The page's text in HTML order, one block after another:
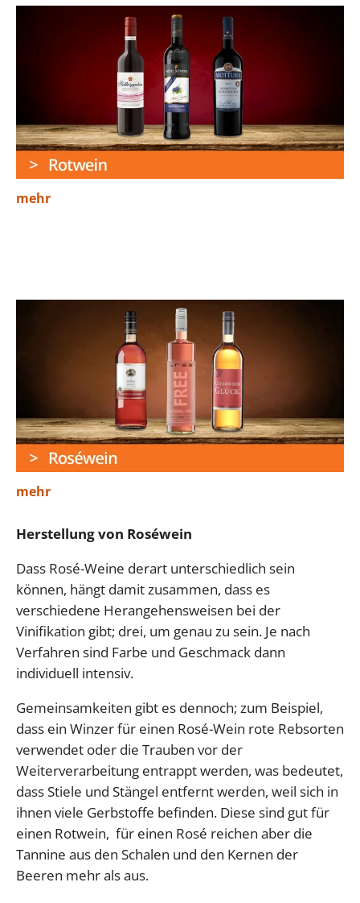
mehr
mehr
Herstellung von Roséwein
Dass Rosé-Weine derart unterschiedlich sein
können, hängt damit zusammen, dass es
verschiedene Herangehensweisen bei der
Vinifikation gibt; drei, um genau zu sein. Je nach
Verfahren sind Farbe und Geschmack dann
individuell intensiv.
Gemeinsamkeiten gibt es dennoch; zum Beispiel,
dass ein Winzer für einen Rosé-Wein rote Rebsorten
verwendet oder die Trauben vor der
Weiterverarbeitung entrappt werden, was bedeutet,
dass Stiele und Stängel entfernt werden, weil sich in
ihnen viele Gerbstoffe befinden. Diese sind gut für
einen Rotwein, für einen Rosé reichen aber die
Tannine aus den Schalen und den Kernen der
Beeren mehr als aus.